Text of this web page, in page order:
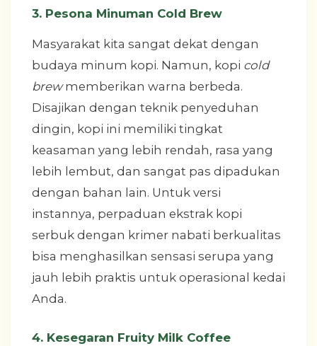
3. Pesona Minuman Cold Brew
Masyarakat kita sangat dekat dengan
budaya minum kopi. Namun, kopi cold
brewmemberikan warna berbeda.
Disajikan dengan teknik penyeduhan
dingin, kopi ini memiliki tingkat
keasaman yang lebih rendah, rasa yang
lebih lembut, dan sangat pas dipadukan
dengan bahan lain. Untuk versi
instannya, perpaduan ekstrak kopi
serbuk dengan krimer nabati berkualitas
bisa menghasilkan sensasi serupa yang
jauh lebih praktis untuk operasional kedai
Anda.
4. Kesegaran Fruity Milk Coffee